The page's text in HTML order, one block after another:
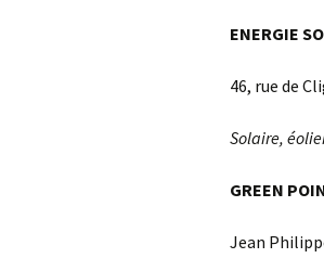
ENERGIE
46, rue de
Solaire,
GREEN
Jean